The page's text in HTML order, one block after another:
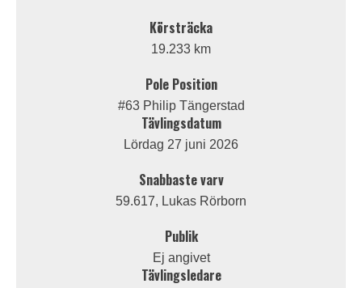
Körsträcka
19.233 km
Pole Position
#63 Philip Tängerstad
Tävlingsdatum
Lördag 27 juni 2026
Snabbaste varv
59.617, Lukas Rörborn
Publik
Ej angivet
Tävlingsledare